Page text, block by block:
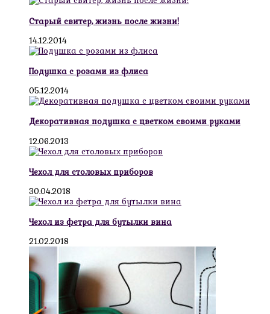
Старый свитер, жизнь после жизни!
14.12.2014
Подушка с розами из флиса
05.12.2014
Декоративная подушка с цветком своими руками
12.06.2013
Чехол для столовых приборов
30.04.2018
Чехол из фетра для бутылки вина
21.02.2018